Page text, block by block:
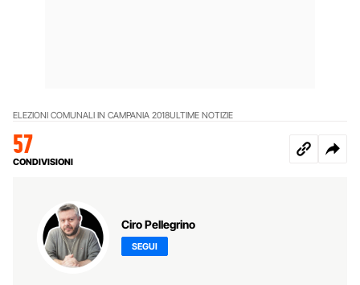
ELEZIONI COMUNALI IN CAMPANIA 2018ULTIME NOTIZIE
57
CONDIVISIONI
Ciro Pellegrino
SEGUI